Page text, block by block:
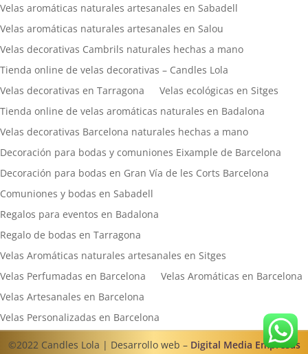
Velas aromáticas naturales artesanales en Sabadell
Velas aromáticas naturales artesanales en Salou
Velas decorativas Cambrils naturales hechas a mano
Tienda online de velas decorativas – Candles Lola
Velas decorativas en Tarragona
Velas ecológicas en Sitges
Tienda online de velas aromáticas naturales en Badalona
Velas decorativas Barcelona naturales hechas a mano
Decoración para bodas y comuniones Eixample de Barcelona
Decoración para bodas en Gran Vía de les Corts Barcelona
Comuniones y bodas en Sabadell
Regalos para eventos en Badalona
Regalo de bodas en Tarragona
Velas Aromáticas naturales artesanales en Sitges
Velas Perfumadas en Barcelona
Velas Aromáticas en Barcelona
Velas Artesanales en Barcelona
Velas Personalizadas en Barcelona
©2022 Candles Lola | Desarrollo web – Digital Media Empresas